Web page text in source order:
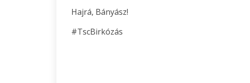
Hajrá, Bányász!
#TscBirkózás